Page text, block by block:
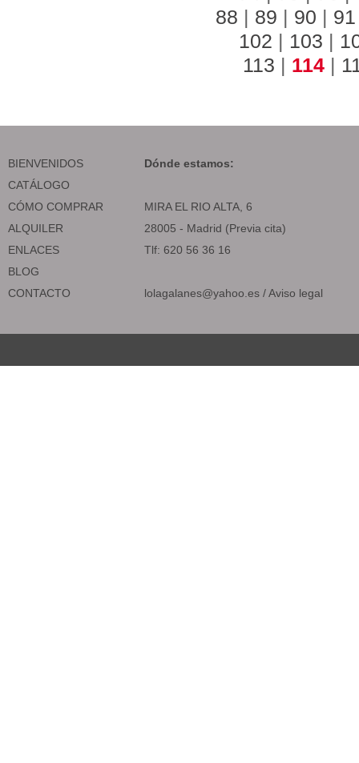
88
89 90 91
102
103
113
114
BIENVENIDOS
CATÁLOGO
CÓMO COMPRAR
ALQUILER
ENLACES
BLOG
CONTACTO
Dónde estamos:
MIRA EL RIO ALTA, 6
28005 - Madrid (Previa cita)
Tlf: 620 56 36 16
lolagalanes@yahoo.es /Aviso legal